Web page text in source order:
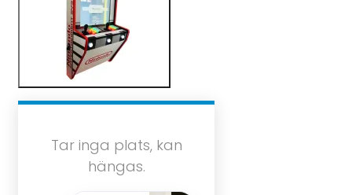
Tar inga plats, kan
hängas.